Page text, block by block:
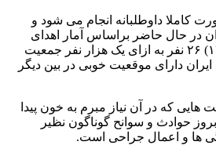
کاملا داوطلبانه انجام می شود و
در حال حاضر براساس آمار اهدای
خون در سال گذشته (۱۴۰۱) ۲۶ نفر به ازای یک هزار نفر جمعیت
دارای موقعیت خوبی در بین دیگر
هایی که در آن نیاز مبرم به خون پیدا
حوادث و سوانح گوناگون نظیر
ها و اعمال جراحی است.